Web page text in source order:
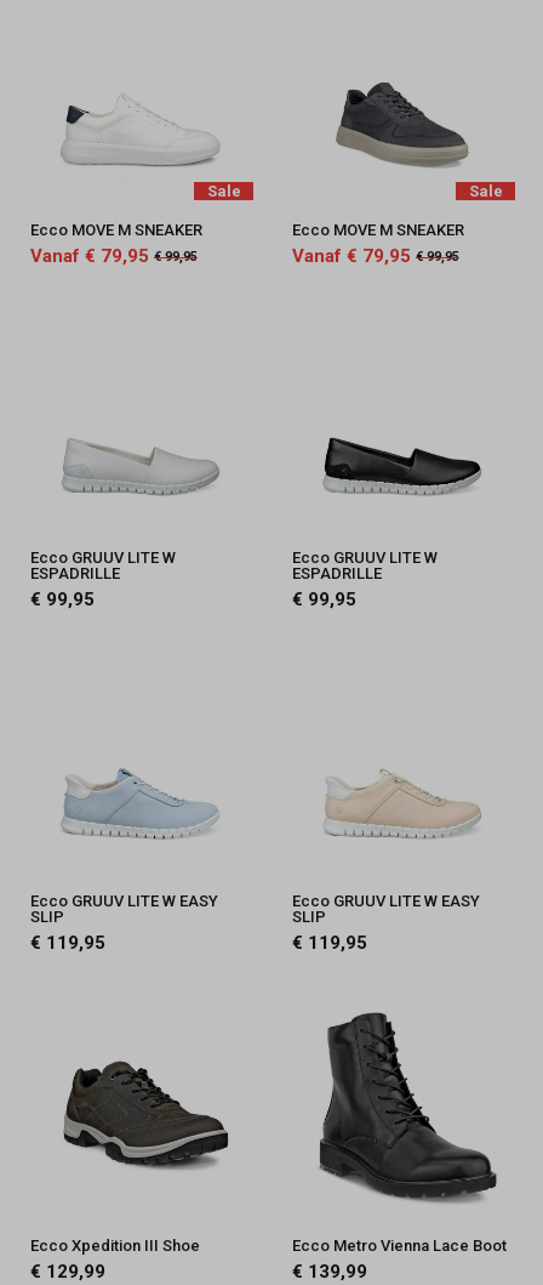
Sale
Ecco MOVE M SNEAKER
Vanaf € 79,95 € 99,95
Sale
Ecco MOVE M SNEAKER
Vanaf € 79,95 € 99,95
Ecco GRUUV LITE W
ESPADRILLE
€ 99,95
Ecco GRUUV LITE W
ESPADRILLE
€ 99,95
Ecco GRUUV LITE W EASY
SLIP
€ 119,95
Ecco GRUUV LITE W EASY
SLIP
€ 119,95
Ecco Xpedition III Shoe
€ 129,99
Ecco Metro Vienna Lace Boot
€ 139,99